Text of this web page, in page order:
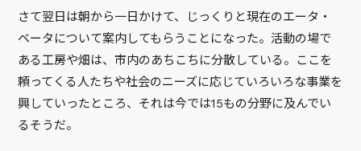
さて翌日は朝から一日かけて、じっくりと現在のエータ・
ベータについて案内してもらうことになった。活動の場で
ある工房や畑は、市内のあちこちに分散している。ここを
頼ってくる人たちや社会のニーズに応じていろいろな事業を
興していったところ、それは今では15もの分野に及んでい
るそうだ。